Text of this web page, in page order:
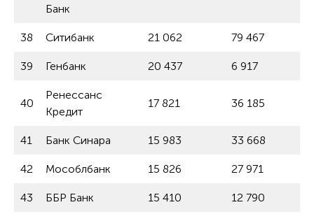
Банк
38 Ситибанк 21 062 79 467
39 Генбанк 20 437 6 917
40
Ренессанс
Кредит
17 821 36 185
41 Банк Синара 15 983 33 668
42 Мособлбанк 15 826 27 971
43 ББР Банк 15 410 12 790